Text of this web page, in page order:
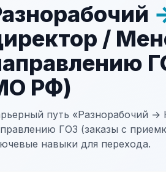
/
РФ)
путь «Разнорабочий
ГОЗ (заказы с
навыки для перехода.